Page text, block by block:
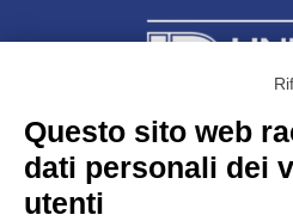
Unidata s.r.lcon
Largo dell’Artigianato,
Questo sito web
dati personali dei
utenti